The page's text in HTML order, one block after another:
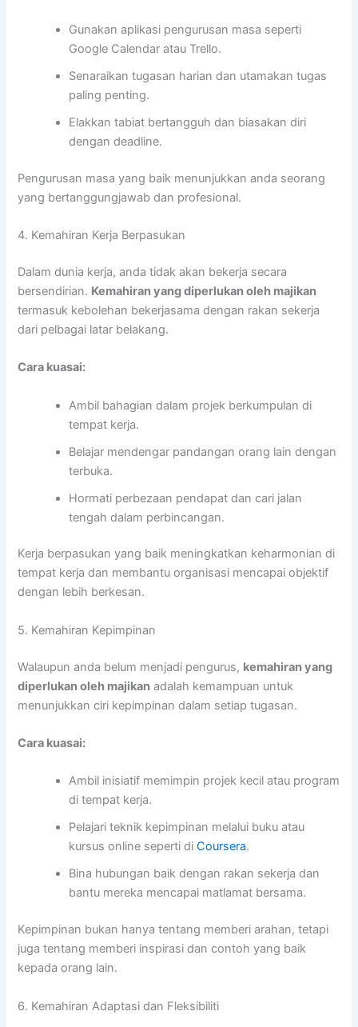
Gunakan aplikasi pengurusan masa seperti
Google Calendar atau Trello.
Senaraikan tugasan harian dan utamakan tugas
paling penting.
Elakkan tabiat bertangguh dan biasakan diri
dengan deadline.
Pengurusan masa yang baik menunjukkan anda seorang
yang bertanggungjawab dan profesional.
4. Kemahiran Kerja Berpasukan
Dalam dunia kerja, anda tidak akan bekerja secara
bersendirian. Kemahiran yang diperlukan oleh majikan
termasuk kebolehan bekerjasama dengan rakan sekerja
dari pelbagai latar belakang.
Cara kuasai:
Ambil bahagian dalam projek berkumpulan di
tempat kerja.
Belajar mendengar pandangan orang lain dengan
terbuka.
Hormati perbezaan pendapat dan cari jalan
tengah dalam perbincangan.
Kerja berpasukan yang baik meningkatkan keharmonian di
tempat kerja dan membantu organisasi mencapai objektif
dengan lebih berkesan.
5. Kemahiran Kepimpinan
Walaupun anda belum menjadi pengurus, kemahiran yang
diperlukan oleh majikan adalah kemampuan untuk
menunjukkan ciri kepimpinan dalam setiap tugasan.
Cara kuasai:
Ambil inisiatif memimpin projek kecil atau program
di tempat kerja.
Pelajari teknik kepimpinan melalui buku atau
kursus online seperti diCoursera.
Bina hubungan baik dengan rakan sekerja dan
bantu mereka mencapai matlamat bersama.
Kepimpinan bukan hanya tentang memberi arahan, tetapi
juga tentang memberi inspirasi dan contoh yang baik
kepada orang lain.
6. Kemahiran Adaptasi dan Fleksibiliti